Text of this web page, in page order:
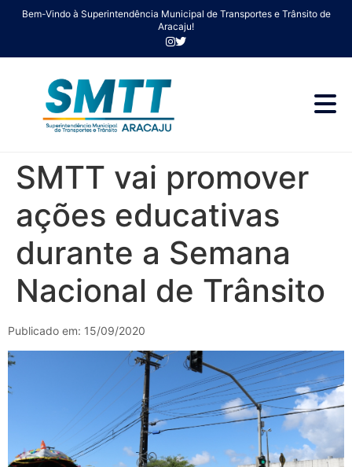
Bem-Vindo à Superintendência Municipal de Transportes e Trânsito de
Aracaju!
SMTT vai promover
ações educativas
durante a Semana
Nacional de Trânsito
Publicado em: 15/09/2020